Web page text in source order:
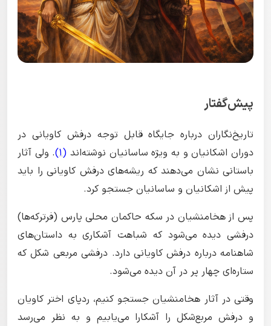
پیش‌گفتار
تاریخ‌نگاران درباره جایگاه قابل توجه درفش کاویانی در
دوران اشکانیان و به ویژه ساسانیان نوشته‌اند (1) . ولی آثار
باستانی نشان می‌دهند که ریشه‌های درفش کاویانی را باید
پیش از اشکانیان و ساسانیان جستجو کرد.
پس از هخامنشیان در سکه حاکمان محلی پارس (فرترکه‌ها)
درفشی دیده می‌شود که شباهت آشکاری به داستان‌های
شاهنامه درباره درفش کاویانی دارد. درفشی مربعی شکل که
ستاره‌ای چهار پر در آن دیده می‌شود.
وقتی در آثار هخامنشیان جستجو کنیم، ردپای اختر کاویان
و درفش مربع‌شکل را آشکارا می‌یابیم و به نظر می‌رسد